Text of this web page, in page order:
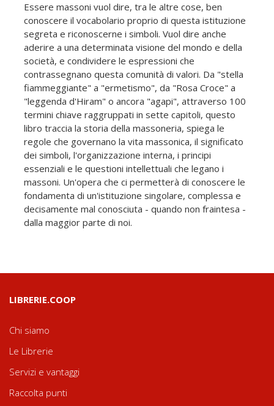
Essere massoni vuol dire, tra le altre cose, ben
conoscere il vocabolario proprio di questa istituzione
segreta e riconoscerne i simboli. Vuol dire anche
aderire a una determinata visione del mondo e della
società, e condividere le espressioni che
contrassegnano questa comunità di valori. Da "stella
fiammeggiante" a "ermetismo", da "Rosa Croce" a
"leggenda d'Hiram" o ancora "agapi", attraverso 100
termini chiave raggruppati in sette capitoli, questo
libro traccia la storia della massoneria, spiega le
regole che governano la vita massonica, il significato
dei simboli, l'organizzazione interna, i principi
essenziali e le questioni intellettuali che legano i
massoni. Un'opera che ci permetterà di conoscere le
fondamenta di un'istituzione singolare, complessa e
decisamente mal conosciuta - quando non fraintesa -
dalla maggior parte di noi.
LIBRERIE.COOP
Chi siamo
Le Librerie
Servizi e vantaggi
Raccolta punti